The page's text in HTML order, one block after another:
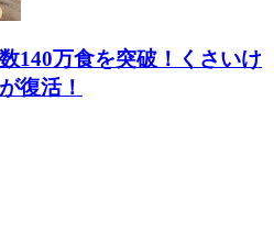
140万食を突破！くさいけ
復活！